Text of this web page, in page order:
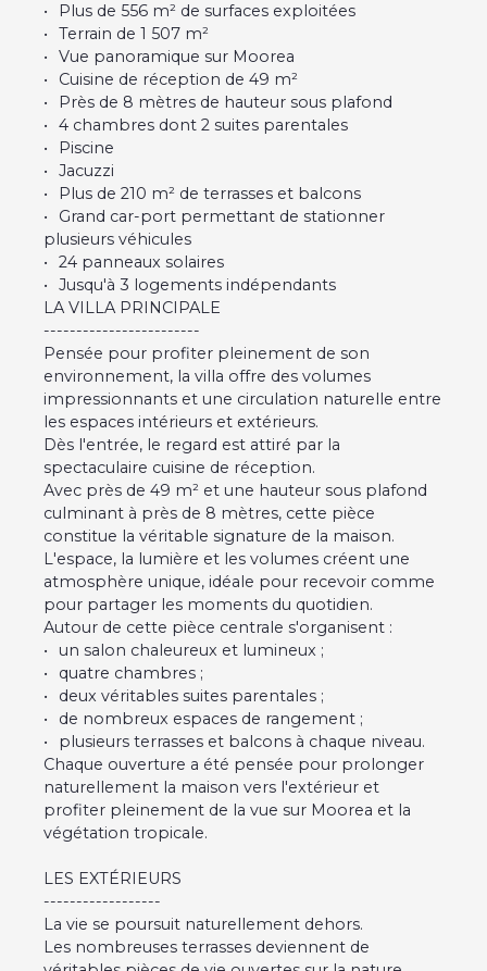
Plus de 556 m² de surfaces exploitées
Terrain de 1 507 m²
Vue panoramique sur Moorea
Cuisine de réception de 49 m²
Près de 8 mètres de hauteur sous plafond
4 chambres dont 2 suites parentales
Piscine
Jacuzzi
Plus de 210 m² de terrasses et balcons
Grand car-port permettant de stationner
plusieurs véhicules
24 panneaux solaires
Jusqu'à 3 logements indépendants
LA VILLA PRINCIPALE
------------------------
Pensée pour profiter pleinement de son
environnement, la villa offre des volumes
impressionnants et une circulation naturelle entre
les espaces intérieurs et extérieurs.
Dès l'entrée, le regard est attiré par la
spectaculaire cuisine de réception.
Avec près de 49 m² et une hauteur sous plafond
culminant à près de 8 mètres, cette pièce
constitue la véritable signature de la maison.
L'espace, la lumière et les volumes créent une
atmosphère unique, idéale pour recevoir comme
pour partager les moments du quotidien.
Autour de cette pièce centrale s'organisent :
un salon chaleureux et lumineux ;
quatre chambres ;
deux véritables suites parentales ;
de nombreux espaces de rangement ;
plusieurs terrasses et balcons à chaque niveau.
Chaque ouverture a été pensée pour prolonger
naturellement la maison vers l'extérieur et
profiter pleinement de la vue sur Moorea et la
végétation tropicale.
LES EXTÉRIEURS
------------------
La vie se poursuit naturellement dehors.
Les nombreuses terrasses deviennent de